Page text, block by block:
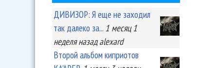
ДИВИЗОР: Я еще не заходил
так далеко за... 1 месяц 1
неделяназад alexard
Второй альбом киприотов